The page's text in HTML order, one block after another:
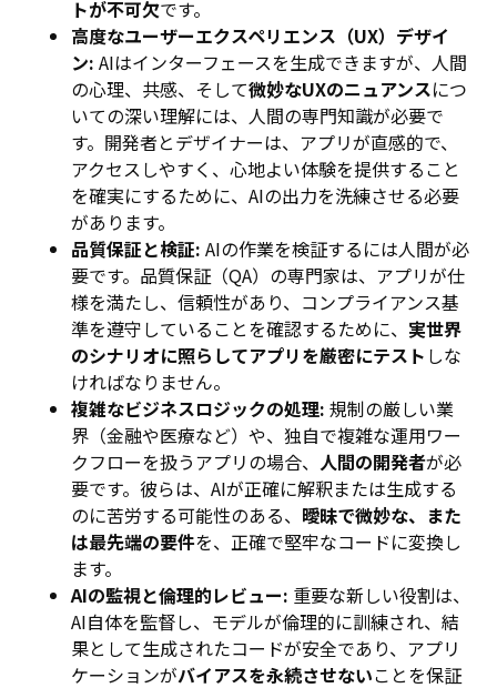
トが不可欠です。
高度なユーザーエクスペリエンス（UX）デザイ
ン: AIはインターフェースを生成できますが、人間
の心理、共感、そして微妙なUXのニュアンスにつ
いての深い理解には、人間の専門知識が必要で
す。開発者とデザイナーは、アプリが直感的で、
アクセスしやすく、心地よい体験を提供すること
を確実にするために、AIの出力を洗練させる必要
があります。
品質保証と検証: AIの作業を検証するには人間が必
要です。品質保証（QA）の専門家は、アプリが仕
様を満たし、信頼性があり、コンプライアンス基
準を遵守していることを確認するために、 実世界
のシナリオに照らしてアプリを厳密にテスト しな
ければなりません。
複雑なビジネスロジックの処理: 規制の厳しい業
界（金融や医療など）や、独自で複雑な運用ワー
クフローを扱うアプリの場合、 人間の開発者が必
要です。彼らは、AIが正確に解釈または生成する
のに苦労する可能性のある、 曖昧で微妙な、また
は最先端の要件を、正確で堅牢なコードに変換し
ます。
AIの監視と倫理的レビュー: 重要な新しい役割は、
AI自体を監督し、モデルが倫理的に訓練され、結
果として生成されたコードが安全であり、アプリ
ケーションがバイアスを永続させないことを保証